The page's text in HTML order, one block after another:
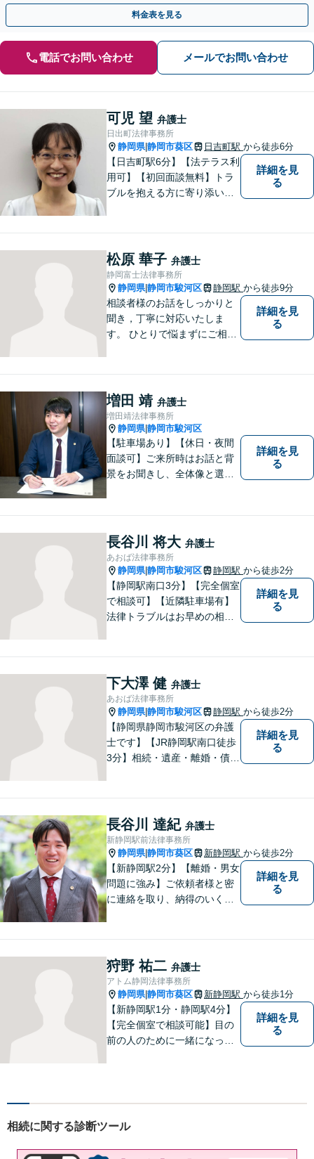
料金表を見る
電話でお問い合わせ メールでお問い合わせ
可児 望 弁護士
日出町法律事務所
静岡県|静岡市葵区 日吉町駅 から徒歩6分
【日吉町駅6分】【法テラス利
用可】【初回面談無料】トラ
ブルを抱える方に寄り添い、
詳細を見
る
松原 華子 弁護士
静岡富士法律事務所
静岡県|静岡市駿河区 静岡駅 から徒歩9分
相談者様のお話をしっかりと
聞き，丁寧に対応いたしま
す。 ひとりで悩まずにご相談
詳細を見
る
増田 靖 弁護士
増田靖法律事務所
静岡県|静岡市駿河区
【駐車場あり】【休日・夜間
面談可】ご来所時はお話と背
景をお聞きし、全体像と選択
めています。お気軽にご相談
ください。
詳細を見
る
長谷川 将大 弁護士
あおば法律事務所
静岡県|静岡市駿河区 静岡駅 から徒歩2分
【静岡駅南口3分】【完全個室
で相談可】【近隣駐車場有】
法律トラブルはお早めの相談
境を整えておりますのでぜひ
お気軽にご相談ください。
詳細を見
る
下大澤 健 弁護士
あおば法律事務所
静岡県|静岡市駿河区 静岡駅 から徒歩2分
【静岡県静岡市駿河区の弁護
士です】【JR静岡駅南口徒歩
3分】相続・遺産・離婚・債務
整理など企業に関わる問題を
幅広く取り扱っております。
どうぞお気軽にご相談くださ
い。
詳細を見
る
長谷川 達紀 弁護士
新静岡駅前法律事務所
静岡県|静岡市葵区 新静岡駅 から徒歩2分
【新静岡駅2分】【離婚・男女
問題に強み】ご依頼者様と密
に連絡を取り、納得のいく解
的に行っております。お困り
でしたら、お気軽にご相談く
ださい！
詳細を見
る
狩野 祐二 弁護士
アトム静岡法律事務所
静岡県|静岡市葵区 新静岡駅 から徒歩1分
【新静岡駅1分・静岡駅4分】
【完全個室で相談可能】目の
前の人のために一緒になって
のコミュニケーションを尊重
お約束します。 ぜひご相談く
ださい。
詳細を見
る
相続に関する診断ツール